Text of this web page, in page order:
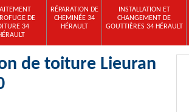
DE
34
RÉPARATION DE
CHEMINÉE 34
HÉRAULT
INSTALLATION ET
CHANGEMENT DE
GOUTTIÈRES 34 HÉRAULT
de toiture Lieuran